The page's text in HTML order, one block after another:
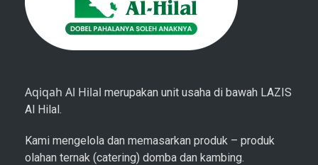
Aqiqah Al Hilal merupakan unit usaha di bawah LAZIS
Al Hilal.
Kami mengelola dan memasarkan produk – produk
olahan ternak (catering) domba dan kambing.